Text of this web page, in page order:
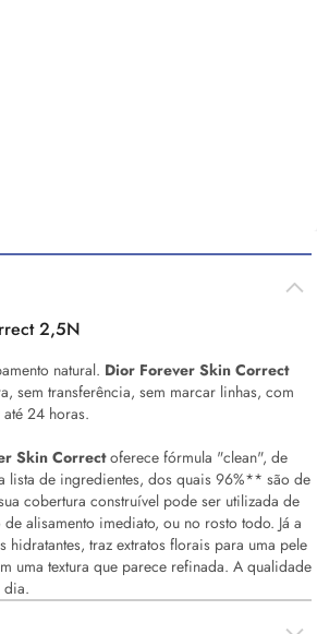
2,5N
natural. Dior Forever Skin Correct
sem transferência, sem marcar linhas, com
24 horas.
Skin Correctoferece fórmula "clean", de
lista de ingredientes, dos quais 96%** são de
cobertura construível pode ser utilizada de
alisamento imediato, ou no rosto todo. Já a
hidratantes, traz extratos florais para uma pele
uma textura que parece refinada. A qualidade
dia.